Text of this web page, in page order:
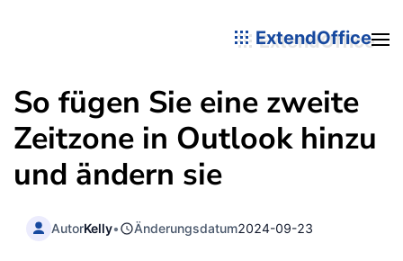
ExtendOffice
So fügen Sie eine zweite
Zeitzone in Outlook hinzu
und ändern sie
AutorKelly• Änderungsdatum2024-09-23